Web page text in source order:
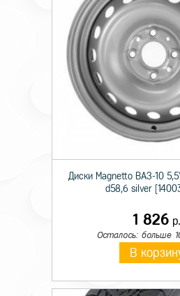
Технические характеристики
Монтажный диаметр
Диски Magnetto ВАЗ-10
d58,6 silver
1 826р.
Осталось: больше
В